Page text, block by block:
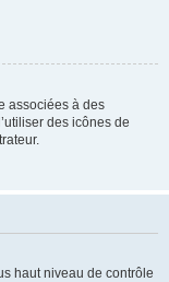
associées à des
des icônes de
haut niveau de contrôle